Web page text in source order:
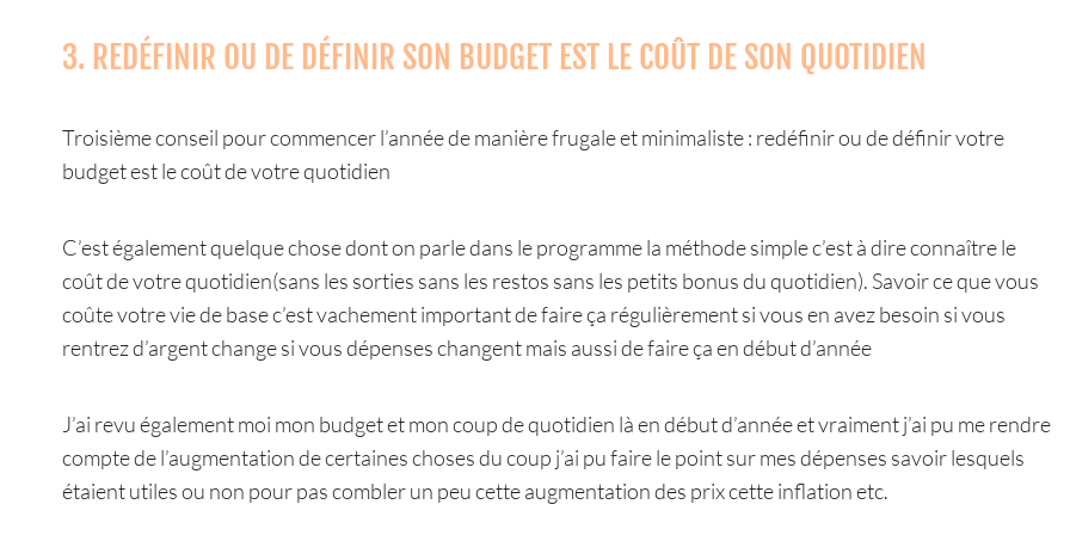
3. REDÉFINIR OU DE DÉFINIR SON BUDGET EST LE COÛT DE SON QUOTIDIEN
Troisième conseil pour commencer l’année de manière frugale et minimaliste : redéfinir ou de définir votre
budget est le coût de votre quotidien
C’est également quelque chose dont on parle dans le programme la méthode simple c’est à dire connaître le
coût de votre quotidien(sans les sorties sans les restos sans les petits bonus du quotidien). Savoir ce que vous
coûte votre vie de base c’est vachement important de faire ça régulièrement si vous en avez besoin si vous
rentrez d’argent change si vous dépenses changent mais aussi de faire ça en début d’année
J’ai revu également moi mon budget et mon coup de quotidien là en début d’année et vraiment j’ai pu me rendre
compte de l’augmentation de certaines choses du coup j’ai pu faire le point sur mes dépenses savoir lesquels
étaient utiles ou non pour pas combler un peu cette augmentation des prix cette inflation etc.